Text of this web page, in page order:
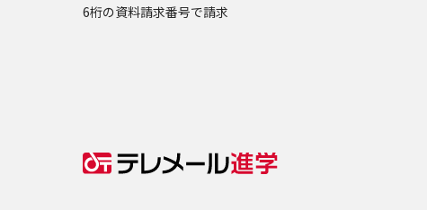
6桁の資料請求番号で請求